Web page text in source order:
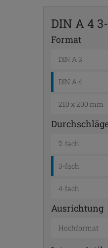
DIN A 4
Format
DIN A 3
DIN A 4
210 x 200 mm
2-fach
3-fach
4-fach
Ausrichtung
Hochformat